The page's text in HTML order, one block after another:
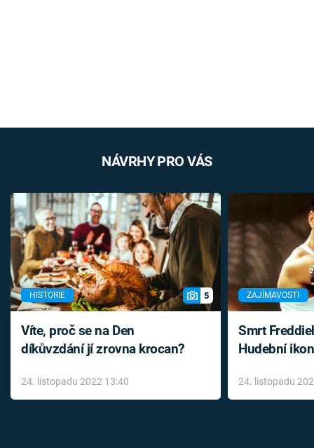
NÁVRHY PRO VÁS
HISTORIE 5
Víte, proč se na Den
díkůvzdání jí zrovna krocan?
24. listopadu 2022 13:40
ZAJÍMAVOSTI
Smrt
Hudební
léky
24. listopadu